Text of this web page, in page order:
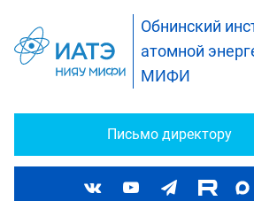
Обнинский
атомной
МИФИ
Письмо директору